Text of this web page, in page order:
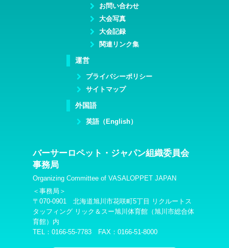
お問い合わせ
大会写真
大会記録
関連リンク集
運営
プライバシーポリシー
サイトマップ
外国語
英語（English）
バーサーロペット・ジャパン組織委員会
事務局
Organizing Committee of VASALOPPET JAPAN
＜事務局＞
〒070-0901 北海道旭川市花咲町5丁目 リクルートス
タッフィング リック＆スー旭川体育館（旭川市総合体
育館）内
TEL：0166-55-7783 FAX：0166-51-8000